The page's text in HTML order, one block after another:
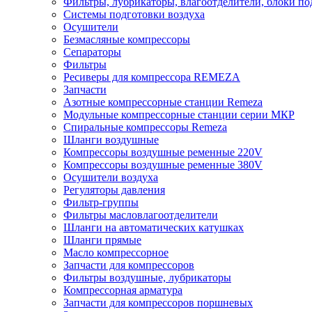
Системы подготовки воздуха
Осушители
Безмасляные компрессоры
Сепараторы
Фильтры
Ресиверы для компрессора REMEZA
Запчасти
Азотные компрессорные станции Remeza
Модульные компрессорные станции серии МКР
Спиральные компрессоры Remeza
Шланги воздушные
Компрессоры воздушные ременные 220V
Компрессоры воздушные ременные 380V
Осушители воздуха
Регуляторы давления
Фильтр-группы
Фильтры масловлагоотделители
Шланги на автоматических катушках
Шланги прямые
Масло компрессорное
Запчасти для компрессоров
Фильтры воздушные, лубрикаторы
Компрессорная арматура
Запчасти для компрессоров поршневых